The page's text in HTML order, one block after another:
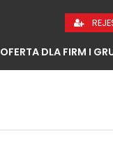
OFERTA DLA FIRM I